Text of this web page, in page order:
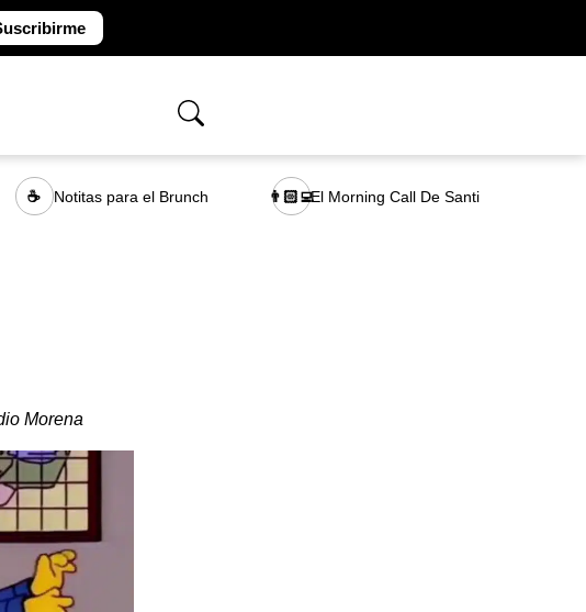
☕ Notitas para el Brunch 👨🏻‍💻El Morning Call De Santi
Morena